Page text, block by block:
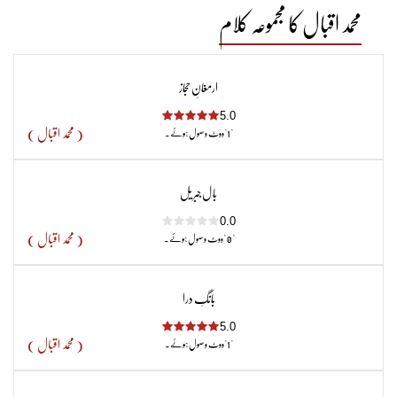
محمد اقبال کا مجموعہ کلام
ارمغانِ حجاز
5.0
"1"ووٹ وصول ہوئے۔ ( محمد اقبال )
با ل جبر یل
0.0
" 0 "ووٹ وصول ہوئے۔ ( محمد اقبال )
بانگِ درا
5.0
"1"ووٹ وصول ہوئے۔ ( محمد اقبال )